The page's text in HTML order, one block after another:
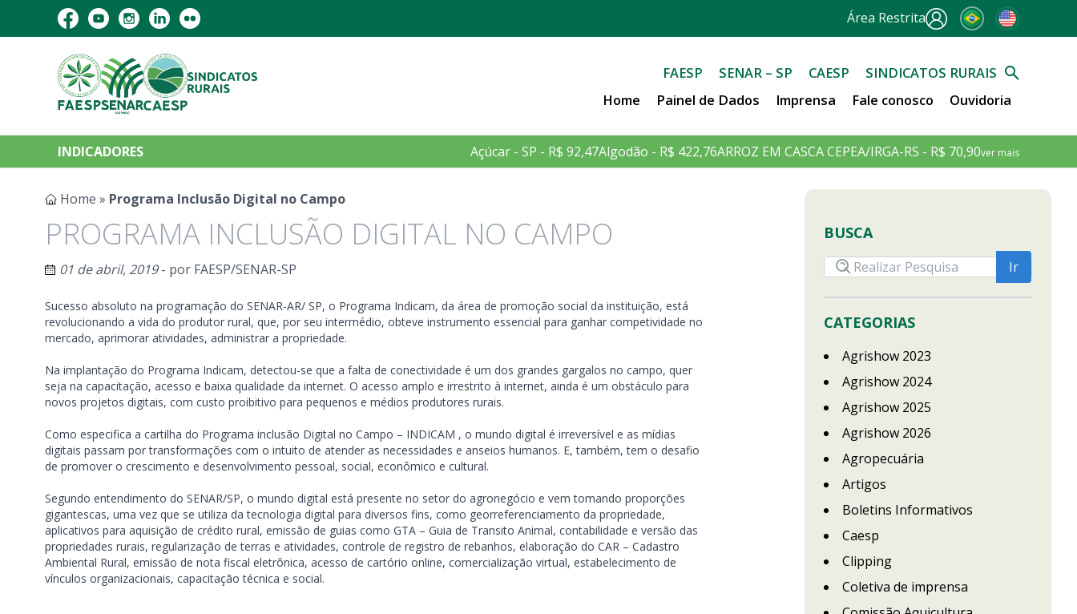
Área Restrita
FAESP SENAR – SP CAESP
SINDICATOS RURAIS
Home
Painel de Dados Imprensa Fale conosco Ouvidoria
INDICADORES Açúcar - SP - R$ 92,47Algodão - R$ 422,76ARROZ EM CASCA CEPEA/IRGA-RS - R$ 70,90ver mais
Home » Programa Inclusão Digital no Campo
PROGRAMA INCLUSÃO DIGITAL NO CAMPO
01 de abril, 2019- por FAESP/SENAR-SP
Sucesso absoluto na programação do SENAR-AR/ SP, o Programa Indicam, da área de promoção social da instituição, está
revolucionando a vida do produtor rural, que, por seu intermédio, obteve instrumento essencial para ganhar competividade no
mercado, aprimorar atividades, administrar a propriedade.
Na implantação do Programa Indicam, detectou-se que a falta de conectividade é um dos grandes gargalos no campo, quer
seja na capacitação, acesso e baixa qualidade da internet. O acesso amplo e irrestrito à internet, ainda é um obstáculo para
novos projetos digitais, com custo proibitivo para pequenos e médios produtores rurais.
Como especifica a cartilha do Programa inclusão Digital no Campo – INDICAM , o mundo digital é irreversível e as mídias
digitais passam por transformações com o intuito de atender as necessidades e anseios humanos. E, também, tem o desafio
de promover o crescimento e desenvolvimento pessoal, social, econômico e cultural.
Segundo entendimento do SENAR/SP, o mundo digital está presente no setor do agronegócio e vem tomando proporções
gigantescas, uma vez que se utiliza da tecnologia digital para diversos fins, como georreferenciamento da propriedade,
aplicativos para aquisição de crédito rural, emissão de guias como GTA – Guia de Transito Animal, contabilidade e versão das
propriedades rurais, regularização de terras e atividades, controle de registro de rebanhos, elaboração do CAR – Cadastro
Ambiental Rural, emissão de nota fiscal eletrônica, acesso de cartório online, comercialização virtual, estabelecimento de
vínculos organizacionais, capacitação técnica e social.
BUSCA
CATEGORIAS
Agrishow 2023
Agrishow 2024
Agrishow 2025
Agrishow 2026
Agropecuária
Artigos
Boletins Informativos
Caesp
Clipping
Coletiva de imprensa